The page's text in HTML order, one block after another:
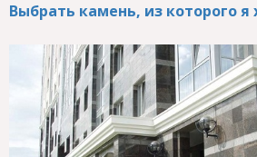
Выбрать камень, из которого я